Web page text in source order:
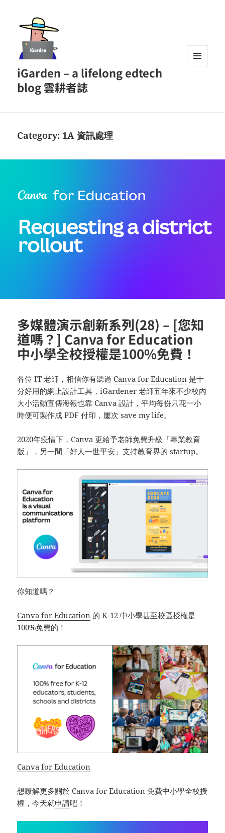
iGarden – a lifelong edtech
blog 雲耕者誌
Category: 1A 資訊處理
多媒體演示創新系列(28) – [您知
道嗎？] Canva for Education
中小學全校授權是100%免費！
各位 IT 老師，相信你有聽過Canva for Education 是十
分好用的網上設計工具，iGardener 老師五年來不少校內
大小活動宣傳海報也靠 Canva 設計，平均每份只花一小
時便可製作成 PDF 付印，屢次 save my life。
2020年疫情下，Canva 更給予老師免費升級「專業教育
版」，另一間「好人一世平安」支持教育界的 startup。
你知道嗎？
Canva for Education 的 K-12 中小學甚至校區授權是
100%免費的！
Canva for Education
想瞭解更多關於 Canva for Education 免費中小學全校授
權，今天就申請吧！